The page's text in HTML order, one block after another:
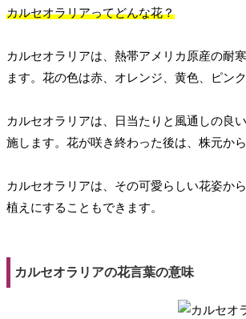
カルセオラリアってどんな花？
カルセオラリアは、熱帯アメリカ原産の耐
ます。花の色は赤、オレンジ、黄色、ピン
カルセオラリアは、日当たりと風通しの良
施します。花が咲き終わった後は、株元か
カルセオラリアは、その可愛らしい花姿か
植えにすることもできます。
カルセオラリアの花言葉の意味